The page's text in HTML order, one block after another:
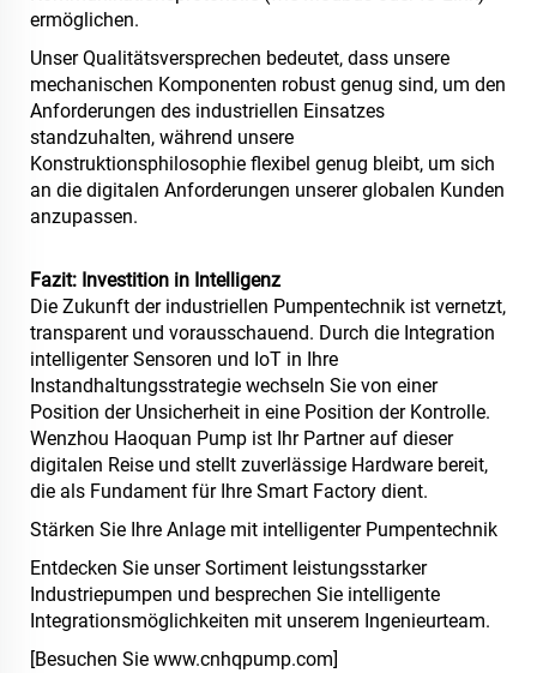
ermöglichen.
Unser Qualitätsversprechen bedeutet, dass unsere
mechanischen Komponenten robust genug sind, um den
Anforderungen des industriellen Einsatzes
standzuhalten, während unsere
Konstruktionsphilosophie flexibel genug bleibt, um sich
an die digitalen Anforderungen unserer globalen Kunden
anzupassen.
Fazit: Investition in Intelligenz
Die Zukunft der industriellen Pumpentechnik ist vernetzt,
transparent und vorausschauend. Durch die Integration
intelligenter Sensoren und IoT in Ihre
Instandhaltungsstrategie wechseln Sie von einer
Position der Unsicherheit in eine Position der Kontrolle.
Wenzhou Haoquan Pump ist Ihr Partner auf dieser
digitalen Reise und stellt zuverlässige Hardware bereit,
die als Fundament für Ihre Smart Factory dient.
Stärken Sie Ihre Anlage mit intelligenter Pumpentechnik
Entdecken Sie unser Sortiment leistungsstarker
Industriepumpen und besprechen Sie intelligente
Integrationsmöglichkeiten mit unserem Ingenieurteam.
[Besuchen Sie www.cnhqpump.com]